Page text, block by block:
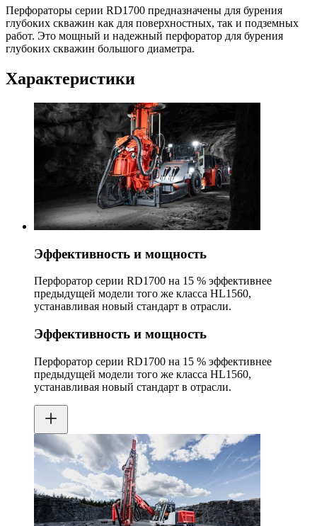
Перфораторы серии RD1700 предназначены для бурения
глубоких скважин как для поверхностных, так и подземных
работ. Это мощный и надежный перфоратор для бурения
глубоких скважин большого диаметра.
Характеристики
Эффективность и мощность
Перфоратор серии RD1700 на 15 % эффективнее
предыдущей модели того же класса HL1560,
устанавливая новый стандарт в отрасли.
Эффективность и мощность
Перфоратор серии RD1700 на 15 % эффективнее
предыдущей модели того же класса HL1560,
устанавливая новый стандарт в отрасли.